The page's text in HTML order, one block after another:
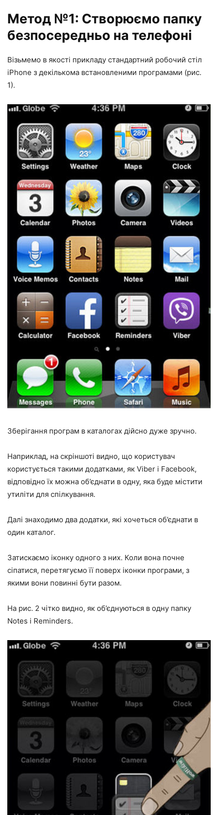
Метод №1: Створюємо папку
безпосередньо на телефоні
Візьмемо в якості прикладу стандартний робочий стіл
iPhone з декількома встановленими програмами (рис.
1).
Зберігання програм в каталогах дійсно дуже зручно.
Наприклад, на скріншоті видно, що користувач
користується такими додатками, як Viber і Facebook,
відповідно їх можна об’єднати в одну, яка буде містити
утиліти для спілкування.
Далі знаходимо два додатки, які хочеться об’єднати в
один каталог.
Затискаємо іконку одного з них. Коли вона почне
сіпатися, перетягуємо її поверх іконки програми, з
якими вони повинні бути разом.
На рис. 2 чітко видно, як об’єднуються в одну папку
Notes і Reminders.